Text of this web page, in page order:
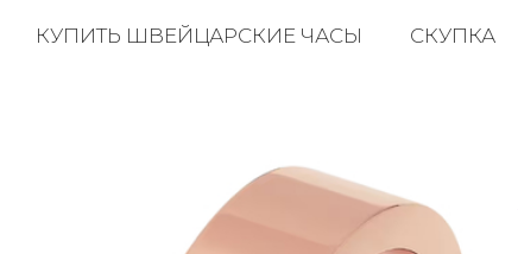
КУПИТЬ ШВЕЙЦАРСКИЕ ЧАСЫ СКУПКА